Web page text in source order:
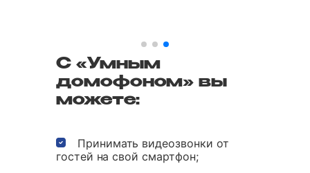
С «Умным
домофоном» вы
можете:
Принимать видеозвонки от
гостей на свой смартфон;